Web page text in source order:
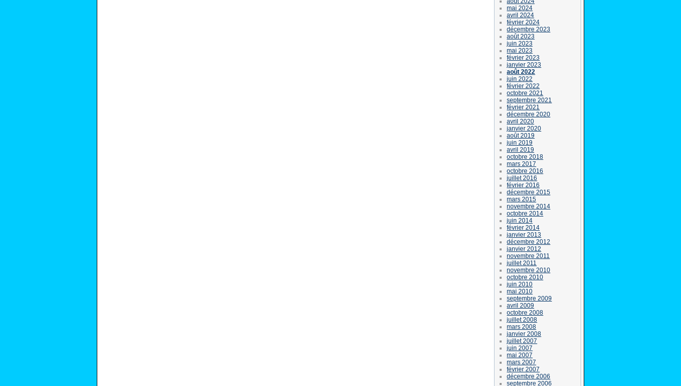
mai 2024
avril 2024
février 2024
décembre 2023
août 2023
juin 2023
mai 2023
février 2023
janvier 2023
août 2022
juin 2022
février 2022
octobre 2021
septembre 2021
février 2021
décembre 2020
avril 2020
janvier 2020
août 2019
juin 2019
avril 2019
octobre 2018
mars 2017
octobre 2016
juillet 2016
février 2016
décembre 2015
mars 2015
novembre 2014
octobre 2014
juin 2014
février 2014
janvier 2013
décembre 2012
janvier 2012
novembre 2011
juillet 2011
novembre 2010
octobre 2010
juin 2010
mai 2010
septembre 2009
avril 2009
octobre 2008
juillet 2008
mars 2008
janvier 2008
juillet 2007
juin 2007
mai 2007
mars 2007
février 2007
décembre 2006
septembre 2006